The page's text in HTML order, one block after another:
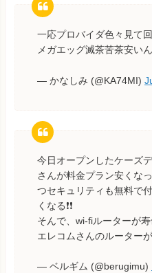
一応プロバイダ色々見て
メガエッグ滅茶苦茶安い
— かなしみ (@KA74MI)
今日オープンしたケーズ
さんが料金プラン安くな
つセキュリティも無料で
くなる❗️❗️
そんで、wi-fiルーターが
エレコムさんのルーター
— ベルギム (@berugimu)